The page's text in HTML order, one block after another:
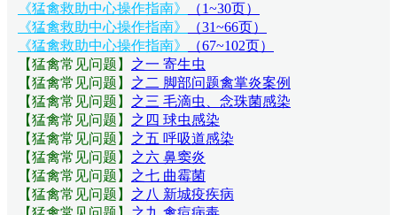
《猛禽救助中心操作指南》
（1~30页）
《猛禽救助中心操作指南》
（31~66页）
《猛禽救助中心操作指南》
（67~102页）
【猛禽常见问题 】 之一 寄生虫
【猛禽常见问题 】 之二 脚部问题禽掌炎案例
【猛禽常见问题 】 之三 毛滴虫、念珠菌感染
【猛禽常见问题 】 之四 球虫感染
【猛禽常见问题 】 之五 呼吸道感染
【猛禽常见问题 】 之六 鼻窦炎
【猛禽常见问题 】 之七 曲霉菌
【猛禽常见问题 】 之八 新城疫疾病